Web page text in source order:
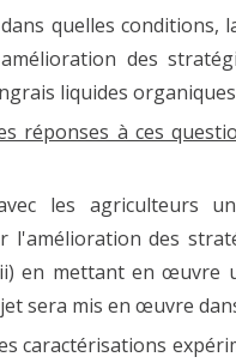
quelles
des
liquides organiques
réponses à ces
les agriculteurs
l'amélioration des
en mettant en œuvre
sera mis en œuvre
caractérisations